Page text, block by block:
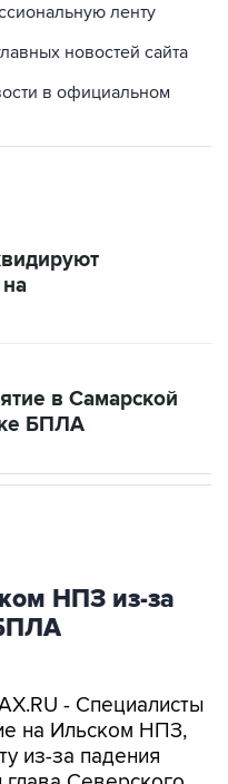
ленту
новостей сайта
в официальном
в Самарской
БПЛА
НПЗ из-за
- Специалисты
на Ильском НПЗ,
из-за падения